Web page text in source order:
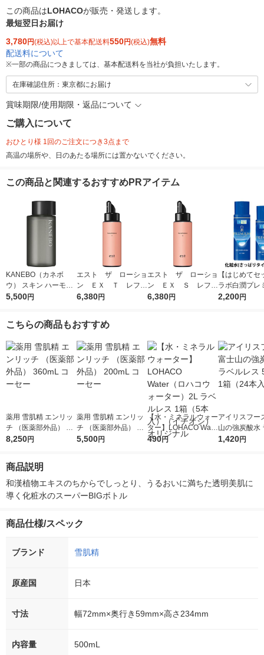
この商品はLOHACOが販売・発送します。
最短翌日お届け
3,780円(税込)以上で基本配送料550円(税込)無料
配送料について
※一部の商品につきましては、基本配送料を当社が負担いたします。
在庫確認住所：東京都にお届け
賞味期限/使用期限・返品について
ご購入について
おひとり様 1回のご注文につき3点まで
高温の場所や、日のあたる場所には置かないでください。
この商品と関連するおすすめPRアイテム
KANEBO（カネボ
ウ） スキン ハーモナ
イザー 180ml
5,500円
エスト ザ ローショ
ン ＥＸ Ｔ レフィ
ル もっちりハリ弾力
6,380円
エスト ザ ローショ
ン ＥＸ Ｓ レフィ
ル うるおって明るく
6,380円
【はじめてセ
ラボ白潤プレ
用浸透美白化
2,200円
こちらの商品もおすすめ
薬用 雪肌精 エンリッ
チ （医薬部外品） 36
0mL コーセー
8,250円
薬用 雪肌精 エンリッ
チ （医薬部外品） 20
0mL コーセー
5,500円
【水・ミネラルウォー
ター】LOHACO Wate
r（ロハコウォータ
490円
アイリスフー
山の強炭酸水
レス 500ml 1
1,420円
商品説明
和漢植物エキスのちからでしっとり、うるおいに満ちた透明美肌に
導く化粧水のスーパーBIGボトル
商品仕様/スペック
ブランド 雪肌精
原産国 日本
寸法 幅72mm×奥行き59mm×高さ234mm
内容量 500mL